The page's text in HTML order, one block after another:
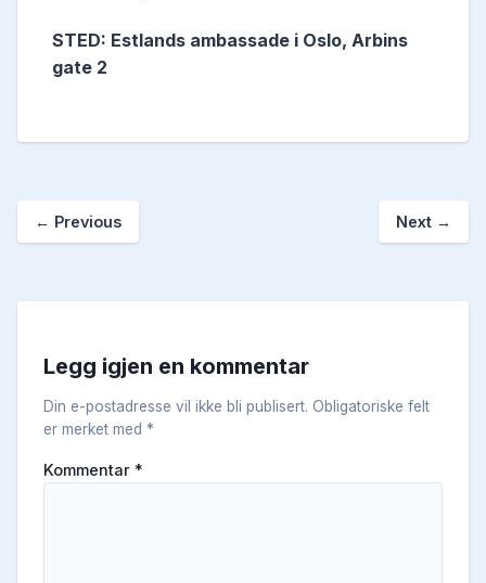
STED: Estlands ambassade i Oslo, Arbins
gate 2
← Previous Next →
Legg igjen en kommentar
Din e-postadresse vil ikke bli publisert. Obligatoriske felt
er merket med *
Kommentar *